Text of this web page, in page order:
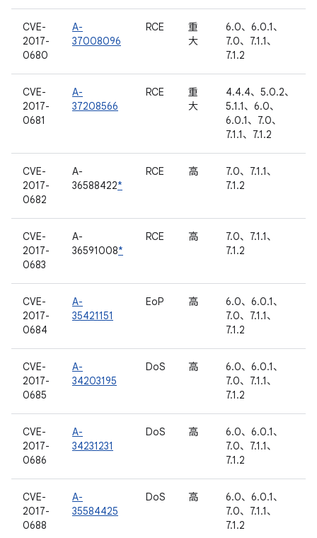
CVE-
2017-
0680
A-
37008096
RCE
重
大
6.0、6.0.1、
7.0、7.1.1、
7.1.2
CVE-
2017-
0681
A-
37208566
RCE
重
大
4.4.4、5.0.2、
5.1.1、6.0、
6.0.1、7.0、
7.1.1、7.1.2
CVE-
2017-
0682
A-
36588422*
RCE 高
7.0、7.1.1、
7.1.2
CVE-
2017-
0683
A-
36591008*
RCE 高
7.0、7.1.1、
7.1.2
CVE-
2017-
0684
A-
35421151
EoP 高
6.0、6.0.1、
7.0、7.1.1、
7.1.2
CVE-
2017-
0685
A-
34203195
DoS 高
6.0、6.0.1、
7.0、7.1.1、
7.1.2
CVE-
2017-
0686
A-
34231231
DoS 高
6.0、6.0.1、
7.0、7.1.1、
7.1.2
CVE-
2017-
0688
A-
35584425
DoS 高
6.0、6.0.1、
7.0、7.1.1、
7.1.2